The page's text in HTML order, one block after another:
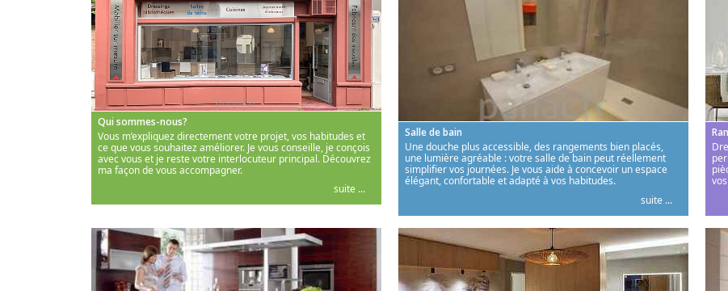
Qui sommes-nous?
Vous m’expliquez directement votre projet, vos habitudes et
ce que vous souhaitez améliorer. Je vous conseille, je conçois
avec vous et je reste votre interlocuteur principal. Découvrez
ma façon de vous accompagner.
suite ...
Salle de bain
Une douche plus accessible, des rangements bien placés,
une lumière agréable : votre salle de bain peut réellement
simplifier vos journées. Je vous aide à concevoir un espace
élégant, confortable et adapté à vos habitudes.
suite ...